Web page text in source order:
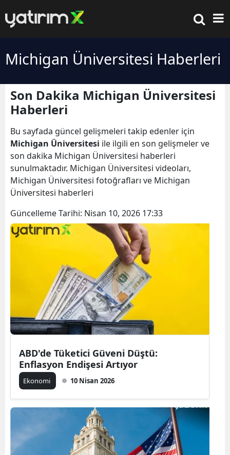
Michigan Üniversitesi Haberleri
Son Dakika Michigan Üniversitesi
Haberleri
Bu sayfada güncel gelişmeleri takip edenler için
Michigan Üniversitesi ile ilgili en son gelişmeler ve
son dakika Michigan Üniversitesi haberleri
sunulmaktadır. Michigan Üniversitesi videoları,
Michigan Üniversitesi fotoğrafları ve Michigan
Üniversitesi haberleri
Güncelleme Tarihi: Nisan 10, 2026 17:33
ABD'de Tüketici Güveni Düştü:
Enflasyon Endişesi Artıyor
Ekonomi 10 Nisan 2026